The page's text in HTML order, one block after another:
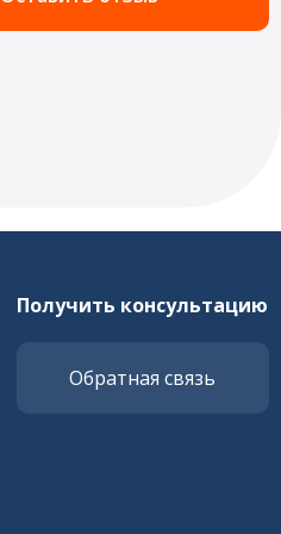
Получить консультацию
Обратная связь